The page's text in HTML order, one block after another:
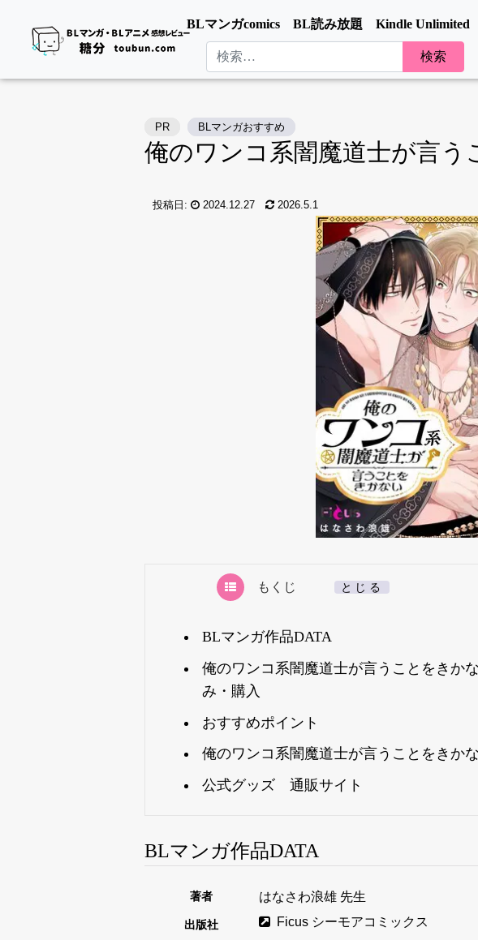
BLマンガcomics BL読み放題 Kindle Unlimited
PR BLマンガおすすめ
俺のワンコ系闇魔道士が言う
投稿日: 2024.12.27 2026.5.1
もくじ とじる
BLマンガ作品DATA
俺のワンコ系闇魔道士が言うことをきか
み・購入
おすすめポイント
俺のワンコ系闇魔道士が言うことをきか
公式グッズ 通販サイト
BLマンガ作品DATA
著者 はなさわ浪雄 先生
出版社 Ficus シーモアコミックス